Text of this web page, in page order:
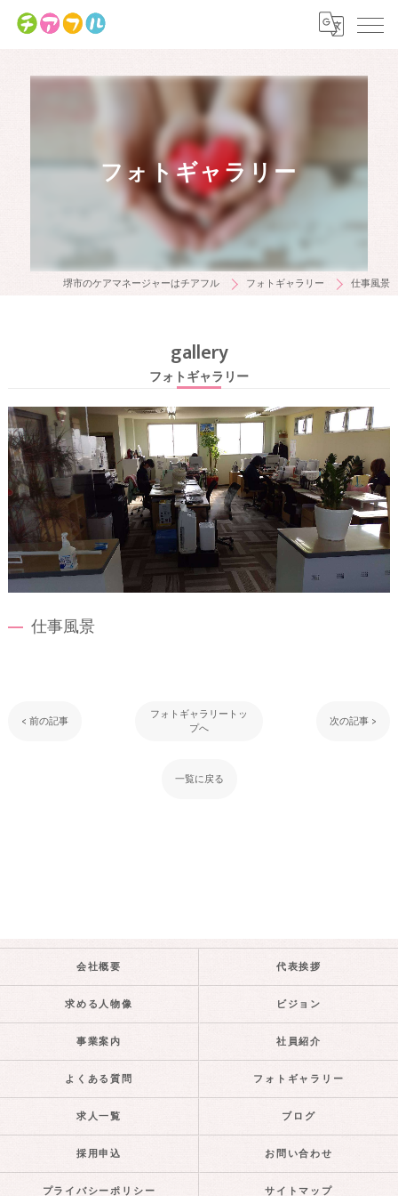
フォトギャラリー
堺市のケアマネージャーはチアフル フォトギャラリー 仕事風景
フォトギャラリー
gallery
仕事風景
< 前の記事
フォトギャラリートッ
プへ
次の記事 >
一覧に戻る
会社概要 代表挨拶
求める人物像 ビジョン
事業案内 社員紹介
よくある質問 フォトギャラリー
求人一覧 ブログ
採用申込 お問い合わせ
プライバシーポリシー サイトマップ